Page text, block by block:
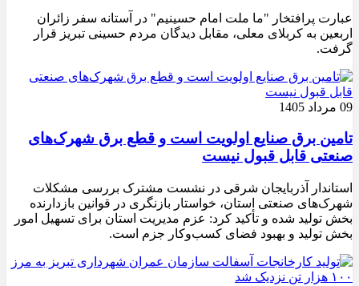
عبارت پرافتخار "ما ملت امام حسینیم" در آستانه سفر زائران
اربعین به کربلای معلی، مقابل دیدگان مردم حسینی تبریز قرار
گرفت.
09 مرداد 1405
تامین برق صنایع اولویت است و قطع برق شهرک‌های
صنعتی قابل قبول نیست
استاندار آذربایجان شرقی در نشست مشترک بررسی مشکلات
شهرک‌های صنعتی استان، خواستار بازنگری در قوانین بازدارنده
بخش تولید شده و تأکید کرد: عزم مدیریت استان برای تسهیل امور
بخش تولید و بهبود فضای کسب‌وکار جزم است.